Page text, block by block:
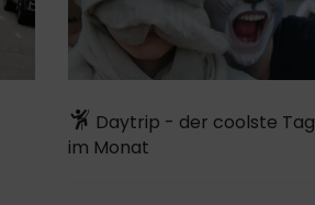
Daytrip - der coolste Tag
im Monat